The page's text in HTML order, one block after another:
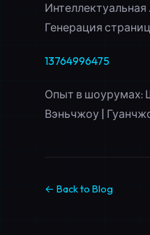
Интеллектуальная
Генерация
13764996475
Опыт в шоурумах:
Вэньчжоу |
← Back to Blog